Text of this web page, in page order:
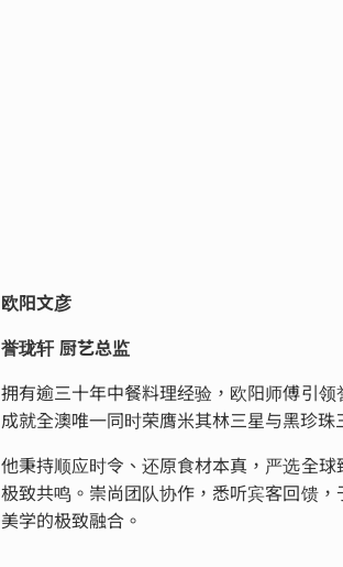
欧阳文彦
誉珑轩 厨艺总监
拥有逾三十年中餐料理经验，欧阳师傅引领
成就全澳唯一同时荣膺米其林三星与黑珍珠
他秉持顺应时令、还原食材本真，严选全
极致共鸣。崇尚团队协作，悉听宾客回馈
美学的极致融合。